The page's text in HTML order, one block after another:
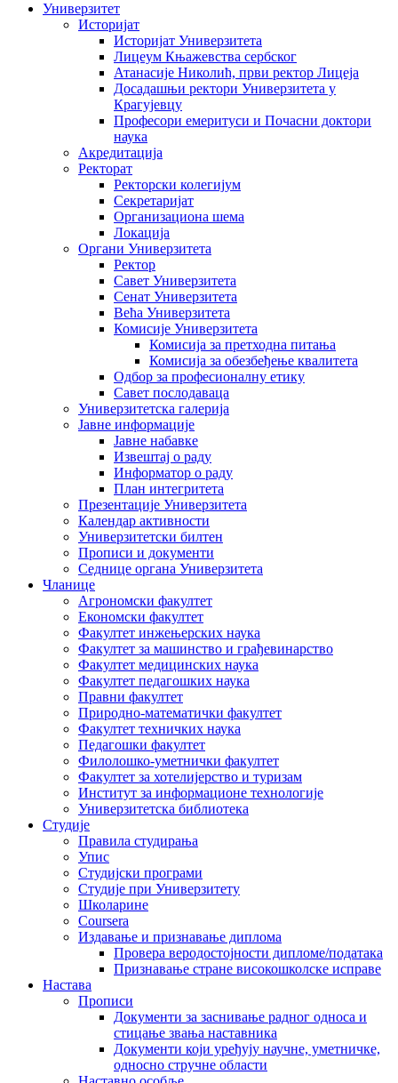
Универзитет
Историјат
Историјат Универзитета
Лицеум Књажевства сербског
Атанасије Николић, први ректор Лицеја
Досадашњи ректори Универзитета у
Крагујевцу
Професори емеритуси и Почасни доктори
наука
Акредитација
Ректорат
Ректорски колегијум
Секретаријат
Организациона шема
Локација
Органи Универзитета
Ректор
Савет Универзитета
Сенат Универзитета
Већа Универзитета
Комисије Универзитета
Комисија за претходна питања
Комисија за обезбеђење квалитета
Одбор за професионалну етику
Савет послодаваца
Универзитетска галерија
Јавне информације
Јавне набавке
Извештај о раду
Информатор о раду
План интегритета
Презентације Универзитета
Календар активности
Универзитетски билтен
Прописи и документи
Седнице органа Универзитета
Чланице
Агрономски факултет
Економски факултет
Факултет инжењерских наука
Факултет за машинство и грађевинарство
Факултет медицинских наука
Факултет педагошких наука
Правни факултет
Природно-математички факултет
Факултет техничких наука
Педагошки факултет
Филолошко-уметнички факултет
Факултет за хотелијерство и туризам
Институт за информационе технологије
Универзитетска библиотека
Студије
Правила студирања
Упис
Студијски програми
Студије при Универзитету
Школарине
Coursera
Издавање и признавање диплома
Провера веродостојности дипломе/података
Признавање стране високошколске исправе
Настава
Прописи
Документи за заснивање радног односа и
стицање звања наставника
Документи који уређују научне, уметничке,
односно стручне области